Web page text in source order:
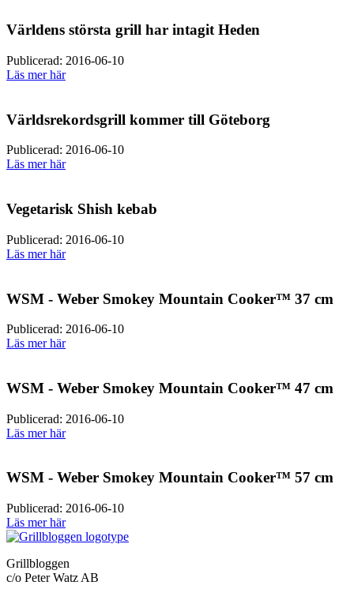
Världens största grill har intagit Heden
Publicerad: 2016-06-10
Läs mer här
Världsrekordsgrill kommer till Göteborg
Publicerad: 2016-06-10
Läs mer här
Vegetarisk Shish kebab
Publicerad: 2016-06-10
Läs mer här
WSM - Weber Smokey Mountain Cooker™ 37 cm
Publicerad: 2016-06-10
Läs mer här
WSM - Weber Smokey Mountain Cooker™ 47 cm
Publicerad: 2016-06-10
Läs mer här
WSM - Weber Smokey Mountain Cooker™ 57 cm
Publicerad: 2016-06-10
Läs mer här
Grillbloggen
c/o Peter Watz AB